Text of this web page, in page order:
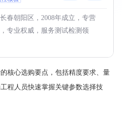
春朝阳区，2008年成立，专营
专业权威，服务测试检测领
核心选购要点，包括精度要求、量
程人员快速掌握关键参数选择技